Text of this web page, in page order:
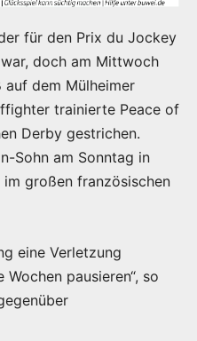
für den Prix du Jockey
doch am Mittwoch
dem Mülheimer
trainierte Peace of
Derby gestrichen.
Sohn am Sonntag in
großen französischen
eine Verletzung
pausieren“, so